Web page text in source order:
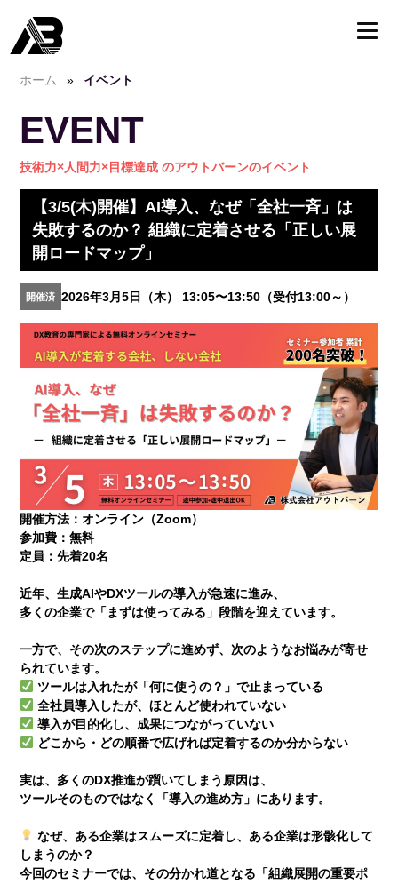
ホーム » イベント
EVENT
技術力×人間力×目標達成 のアウトバーンのイベント
【3/5(木)開催】AI導入、なぜ「全社一斉」は
失敗するのか？ 組織に定着させる「正しい展
開ロードマップ」
開催済 2026年3月5日（木） 13:05〜13:50（受付13:00～）
開催方法：オンライン（Zoom）
参加費：無料
定員：先着20名
近年、生成AIやDXツールの導入が急速に進み、
多くの企業で「まずは使ってみる」段階を迎えています。
一方で、その次のステップに進めず、次のようなお悩みが寄せ
られています。
ツールは入れたが「何に使うの？」で止まっている
全社員導入したが、ほとんど使われていない
導入が目的化し、成果につながっていない
どこから・どの順番で広げれば定着するのか分からない
実は、多くのDX推進が躓いてしまう原因は、
ツールそのものではなく「導入の進め方」にあります。
なぜ、ある企業はスムーズに定着し、ある企業は形骸化して
しまうのか？
今回のセミナーでは、その分かれ道となる「組織展開の重要ポ